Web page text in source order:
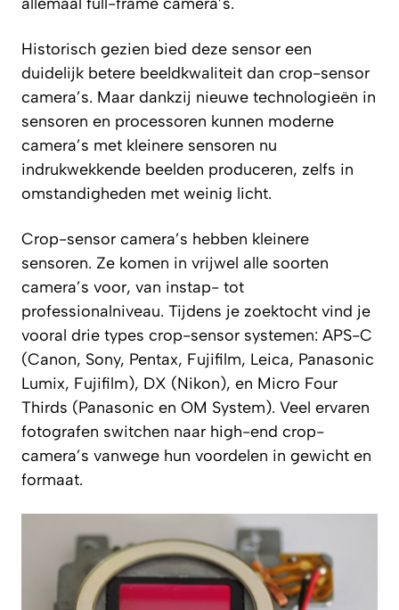
Historisch gezien bied deze sensor een
duidelijk betere beeldkwaliteit dan crop-sensor
camera’s. Maar dankzij nieuwe technologieën in
sensoren en processoren kunnen moderne
camera’s met kleinere sensoren nu
indrukwekkende beelden produceren, zelfs in
omstandigheden met weinig licht.
Crop-sensor camera’s hebben kleinere
sensoren. Ze komen in vrijwel alle soorten
camera’s voor, van instap- tot
professionalniveau. Tijdens je zoektocht vind je
vooral drie types crop-sensor systemen: APS-C
(Canon, Sony, Pentax, Fujifilm, Leica, Panasonic
Lumix, Fujifilm), DX (Nikon), en Micro Four
Thirds (Panasonic en OM System). Veel ervaren
fotografen switchen naar high-end crop-
camera’s vanwege hun voordelen in gewicht en
formaat.